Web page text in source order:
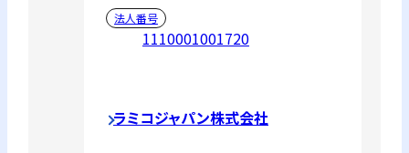
法人番号
1110001001720
ラミコジャパン株式会社